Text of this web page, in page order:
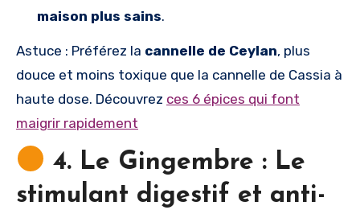
maison plus sains.
Astuce : Préférez la cannelle de Ceylan, plus
douce et moins toxique que la cannelle de Cassia à
haute dose. Découvrez ces 6 épices qui font
maigrir rapidement
4. Le Gingembre : Le
stimulant digestif et anti-